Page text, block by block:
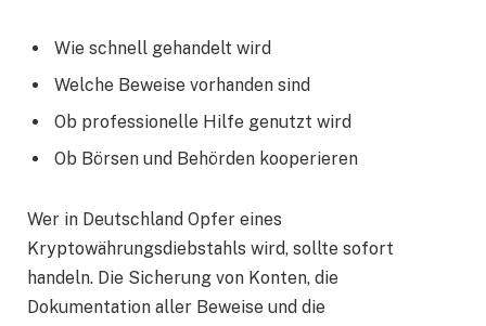
Wie schnell gehandelt wird
Welche Beweise vorhanden sind
Ob professionelle Hilfe genutzt wird
Ob Börsen und Behörden kooperieren
Wer in Deutschland Opfer eines
Kryptowährungsdiebstahls wird, sollte sofort
handeln. Die Sicherung von Konten, die
Dokumentation aller Beweise und die